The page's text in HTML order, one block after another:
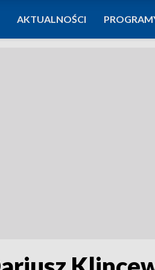
AKTUALNOŚCI